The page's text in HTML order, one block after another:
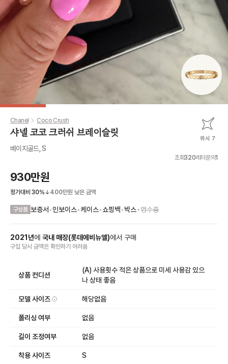
Chanel Coco Crush
샤넬 코코 크러쉬 브레이슬릿 위시 7
베이지골드, S
조회320레터문의1
930만원
정가대비 30% 400만원 낮은 금액
구성품 보증서 •인보이스•케이스•쇼핑백•박스•영수증
2021 년에 국내 매장(롯데에비뉴엘)에서 구매
구입 당시 금액은 확인하기 어려움
상품 컨디션
(A) 사용횟수 적은 상품으로 미세 사용감 있으
나 상태 좋음
모델 사이즈 해당없음
폴리싱 여부 없음
길이 조정여부 없음
착용 사이즈 S